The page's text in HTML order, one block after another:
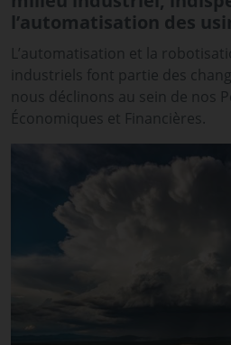
l’automatisation des
L’automatisation et la
industriels font partie des
nous déclinons au sein de nos
Économiques et Financières.